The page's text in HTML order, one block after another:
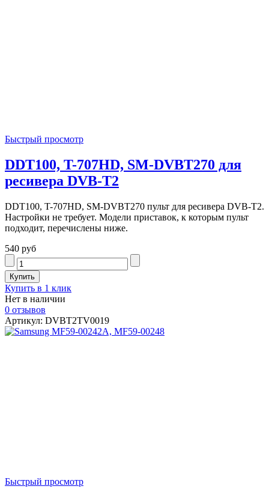
Быстрый просмотр
DDT100, T-707HD, SM-DVBT270 для
ресивера DVB-T2
DDT100, T-707HD, SM-DVBT270 пульт для ресивера DVB-T2.
Настройки не требует. Модели приставок, к которым пульт
подходит, перечислены ниже.
540 руб
Купить в 1 клик
Нет в наличии
0 отзывов
Артикул: DVBT2TV0019
Быстрый просмотр